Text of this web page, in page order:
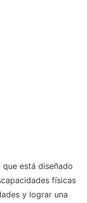
está diseñado
físicas
y lograr una